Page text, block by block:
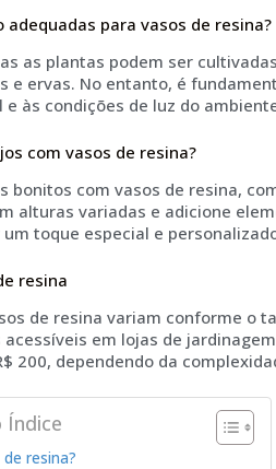
adequadas para vasos de resina?
as plantas podem ser
e ervas. No entanto, é
e às condições de luz do
com vasos de resina?
bonitos com vasos de resina,
alturas variadas e adicione
toque especial e
resina
de resina variam conforme o
em lojas de
200, dependendo da
Índice
resina?